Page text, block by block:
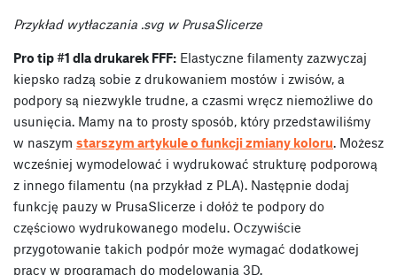
Przykład wytłaczania .svg w PrusaSlicerze
Pro tip #1 dla drukarek FFF: Elastyczne filamenty zazwyczaj
kiepsko radzą sobie z drukowaniem mostów i zwisów, a
podpory są niezwykle trudne, a czasmi wręcz niemożliwe do
usunięcia. Mamy na to prosty sposób, który przedstawiliśmy
w naszym starszym artykule o funkcji zmiany koloru. Możesz
wcześniej wymodelować i wydrukować strukturę podporową
z innego filamentu (na przykład z PLA). Następnie dodaj
funkcję pauzy w PrusaSlicerze i dołóż te podpory do
częściowo wydrukowanego modelu. Oczywiście
przygotowanie takich podpór może wymagać dodatkowej
pracy w programach do modelowania 3D.